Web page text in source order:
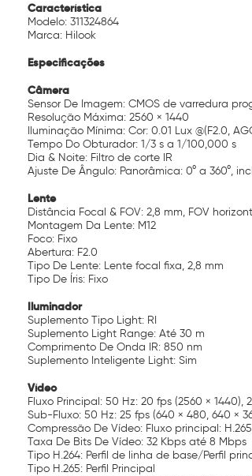
Característica
Modelo: 311324864
Marca: Hilook
Especificações
Câmera
Sensor De Imagem: CMOS de varredura
Resolução Máxima: 2560 × 1440
Iluminação Mínima: Cor: 0.01 Lux @(F2.0,
Tempo Do Obturador: 1/3 s a 1/100,000 s
Dia & Noite: Filtro de corte IR
Ajuste De Ângulo: Panorâmica: 0° a 360°,
Lente
Distância Focal & FOV: 2,8 mm, FOV
Montagem Da Lente: M12
Foco: Fixo
Abertura: F2.0
Tipo De Lente: Lente focal fixa, 2,8 mm
Tipo De Íris: Fixo
Iluminador
Suplemento Tipo Light: RI
Suplemento Light Range: Até 30 m
Comprimento De Onda IR: 850 nm
Suplemento Inteligente Light: Sim
Vídeo
Fluxo Principal: 50 Hz: 20 fps (2560 × 1440),
Sub-Fluxo: 50 Hz: 25 fps (640 × 480, 640 ×
Compressão De Vídeo: Fluxo principal:
Taxa De Bits De Vídeo: 32 Kbps até 8 Mbps
Tipo H.264: Perfil de linha de base/Perfil
Tipo H.265: Perfil Principal